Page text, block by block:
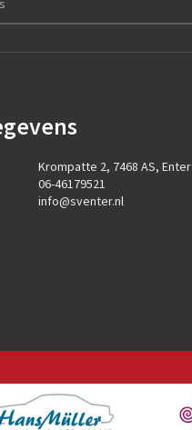
Krompatte 2, 7468 AS, Enter
06-46179521
info@sventer.nl